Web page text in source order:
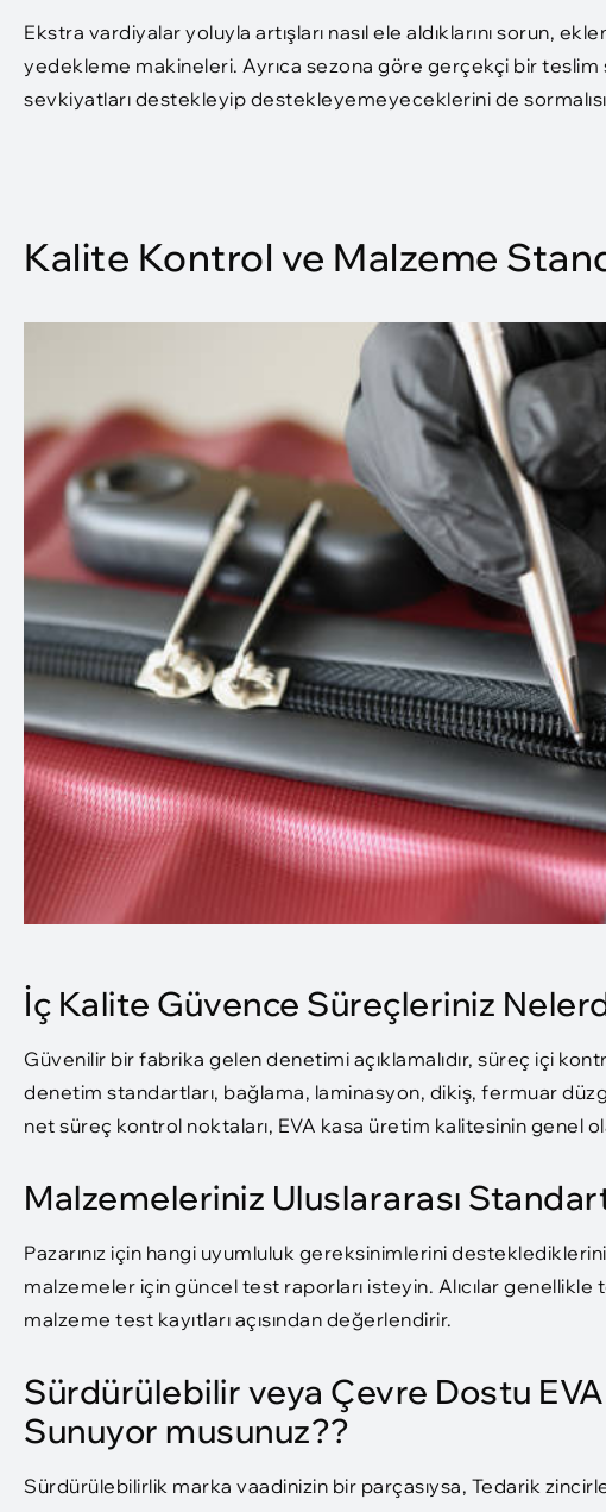
Ekstra vardiyalar yoluyla artışları nasıl ele aldıklarını sorun,
yedekleme makineleri. Ayrıca sezona göre gerçekçi bir teslim
sevkiyatları destekleyip destekleyemeyeceklerini de
Kalite Kontrol ve Malzeme
İç Kalite Güvence Süreçleriniz
Güvenilir bir fabrika gelen denetimi açıklamalıdır, süreç içi
denetim standartları, bağlama, laminasyon, dikiş, fermuar
net süreç kontrol noktaları, EVA kasa üretim kalitesinin genel
Malzemeleriniz Uluslararası
Pazarınız için hangi uyumluluk gereksinimlerini
malzemeler için güncel test raporları isteyin. Alıcılar
malzeme test kayıtları açısından değerlendirir.​
Sürdürülebilir veya Çevre Dostu
Sunuyor musunuz??
Sürdürülebilirlik marka vaadinizin bir parçasıysa, Tedarik